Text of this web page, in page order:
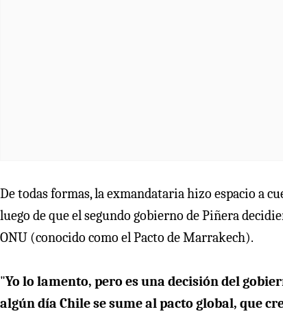
De todas formas, la exmandataria hizo espacio a
luego de que el segundo gobierno de Piñera
ONU (conocido como el Pacto de Marrakech).
"Yo lo lamento, pero es una decisión del
algún día Chile se sume al pacto global, que